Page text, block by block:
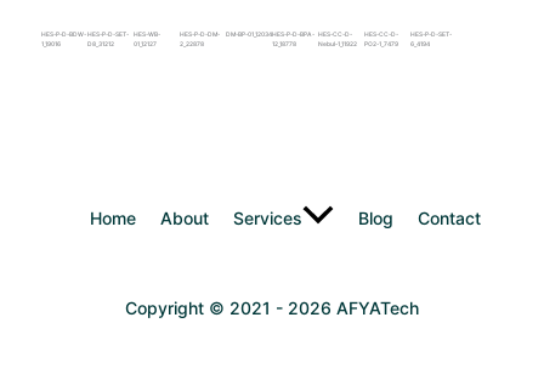
HES-P-D-BDW-
1_19016
HES-P-D-SET-
D8_31212
HES-WB-
01_12127
HES-P-D-DM-
2_22878
DM-BP-01_12034HES-P-D-BPA-
12_18778
HES-CC-D-
Nebul-1_11922
HES-CC-D-
PO2-1_7479
HES-P-D-SET-
6_4194
Home About Services Blog Contact
Copyright © 2021 - 2026 AFYATech